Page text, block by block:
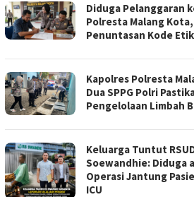
Diduga Pelanggaran
Polresta Malang
Penuntasan Kode
Kapolres Polresta
Dua SPPG Polri
Pengelolaan Limbah
Keluarga Tuntut
Soewandhie: Diduga
Operasi Jantung
ICU